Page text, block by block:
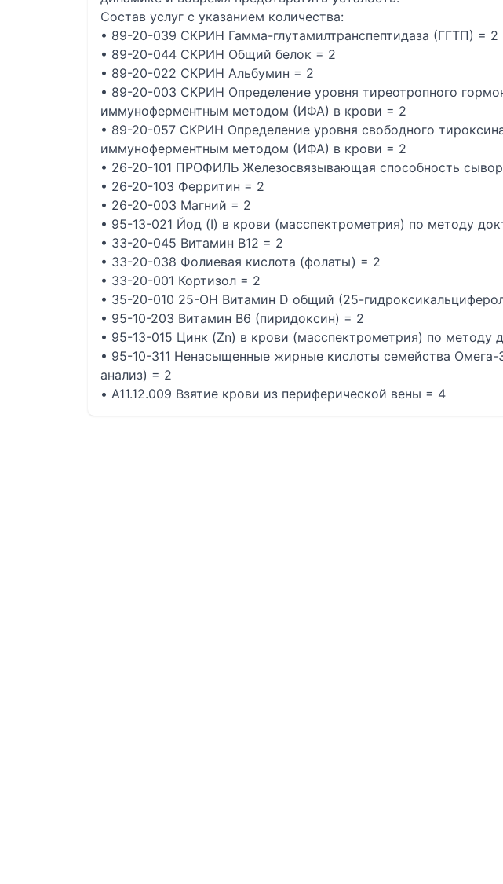
Состав услуг с указанием количества:
• 89-20-039 СКРИН Гамма-глутамилтранспептидаза (ГГТП) = 2
• 89-20-044 СКРИН Общий белок = 2
• 89-20-022 СКРИН Альбумин = 2
• 89-20-003 СКРИН Определение уровня тиреотропного
иммуноферментным методом (ИФА) в крови = 2
• 89-20-057 СКРИН Определение уровня свободного
иммуноферментным методом (ИФА) в крови = 2
• 26-20-101 ПРОФИЛЬ Железосвязывающая способность
• 26-20-103 Ферритин = 2
• 26-20-003 Магний = 2
• 95-13-021 Йод (I) в крови (масспектрометрия) по методу
• 33-20-045 Витамин В12 = 2
• 33-20-038 Фолиевая кислота (фолаты) = 2
• 33-20-001 Кортизол = 2
• 35-20-010 25-ОН Витамин D общий (25-
• 95-10-203 Витамин B6 (пиридоксин) = 2
• 95-13-015 Цинк (Zn) в крови (масспектрометрия) по методу
• 95-10-311 Ненасыщенные жирные кислоты семейства
анализ) = 2
• A11.12.009 Взятие крови из периферической вены = 4